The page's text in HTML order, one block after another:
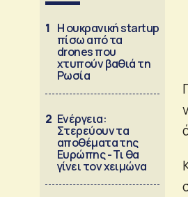
1 Η ουκρανική startup
πίσω από τα
drones που
χτυπούν βαθιά τη
Ρωσία
2 Ενέργεια:
Στερεύουν τα
αποθέματα της
Ευρώπης - Τι θα
γίνει τον χειμώνα